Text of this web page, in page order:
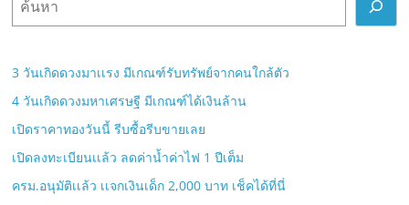
3 วันเกิดดวงมาเเรง มีเกณฑ์รับทรัพย์จากคนใกล้ตัว
4 วันเกิดดวงมหาเศรษฐี มีเกณฑ์ได้เงินล้าน
เปิดราคาทองวันนี้ รีบซื้อรีบขายเลย
เปิดลงทะเบียนเเล้ว ลดค่าน้ำค่าไฟ 1 ปีเต็ม
ครม.อนุมัติเเล้ว เเจกเงินเด็ก 2,000 บาท เช็คได้ที่นี่